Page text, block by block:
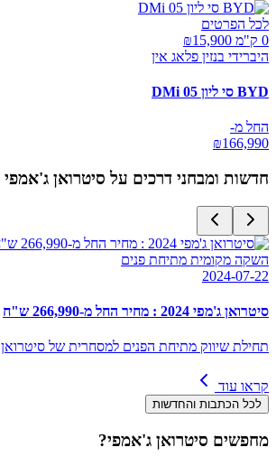
לכל הפרטים
0 ק"מ ₪
15,900
היברידי בנזין פלאג אין
BYD סי ליון 05 DMi
החל מ-
₪166,990
חדשות ומבחני דרכים על סיטרואן ג'אמפי
השקה מקומית מתיחת פנים
2024-07-22
סיטרואן ג'מפי 2024 : מחיר החל מ-266,990 ש"ח
תחילת שיווק מתיחת הפנים למסחרית של סיטרואן
קראו עוד
לכל הכתבות והחדשות
מחפשים סיטרואן ג'אמפי?